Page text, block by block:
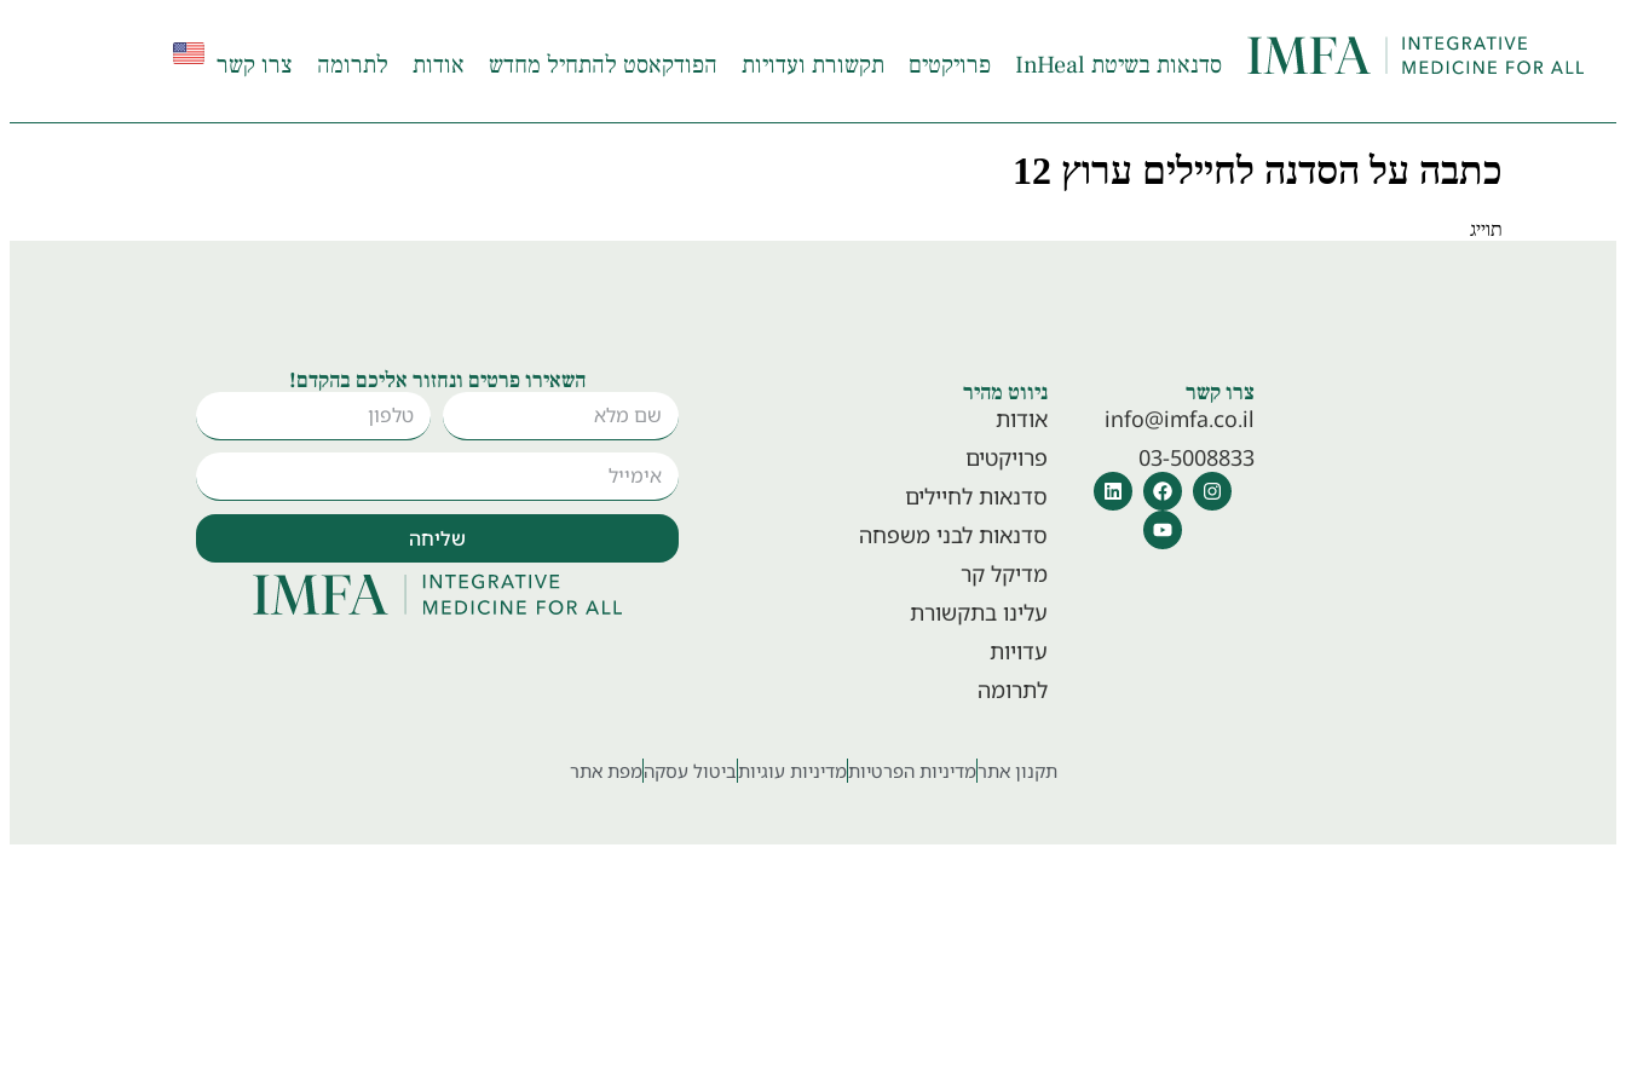
סדנאות בשיטת InHeal פרויקטים תקשורת ועדויות הפודקאסט להתחיל מחדש אודות לתרומה צרו קשר
כתבה על הסדנה לחיילים ערוץ 12
תוייג
השאירו פרטים ונחזור אליכם בהקדם!
שליחה
ניווט מהיר
אודות
פרויקטים
סדנאות לחיילים
סדנאות לבני משפחה
מדיקל קר
עלינו בתקשורת
עדויות
לתרומה
צרו קשר
info@imfa.co.il
03-5008833
תקנון אתרמדיניות הפרטיותמדיניות עוגיות ביטול עסקהמפת אתר